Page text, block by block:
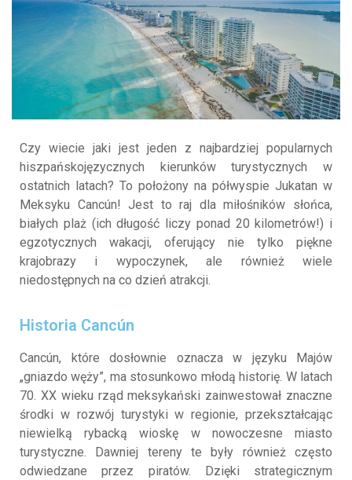
Czy wiecie jaki jest jeden z najbardziej popularnych
hiszpańskojęzycznych kierunków turystycznych w
ostatnich latach? To położony na półwyspie Jukatan w
Meksyku Cancún! Jest to raj dla miłośników słońca,
białych plaż (ich długość liczy ponad 20 kilometrów!) i
egzotycznych wakacji, oferujący nie tylko piękne
krajobrazy i wypoczynek, ale również wiele
niedostępnych na co dzień atrakcji.
Historia Cancún
Cancún, które dosłownie oznacza w języku Majów
„gniazdo węży”, ma stosunkowo młodą historię. W latach
70. XX wieku rząd meksykański zainwestował znaczne
środki w rozwój turystyki w regionie, przekształcając
niewielką rybacką wioskę w nowoczesne miasto
turystyczne. Dawniej tereny te były również często
odwiedzane przez piratów. Dzięki strategicznym